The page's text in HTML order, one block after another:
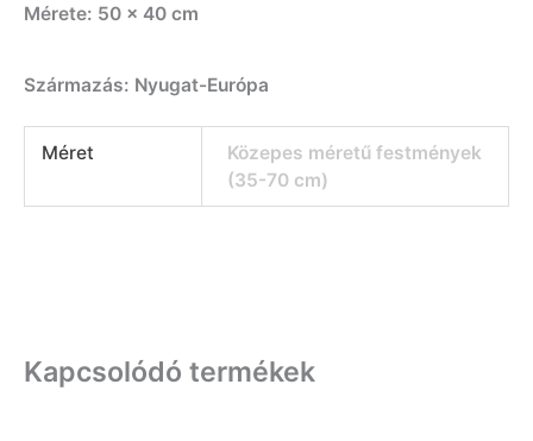
Mérete: 50 x 40 cm
Származás: Nyugat-Európa
Méret
Közepes méretű festmények
(35-70 cm)
Kapcsolódó termékek